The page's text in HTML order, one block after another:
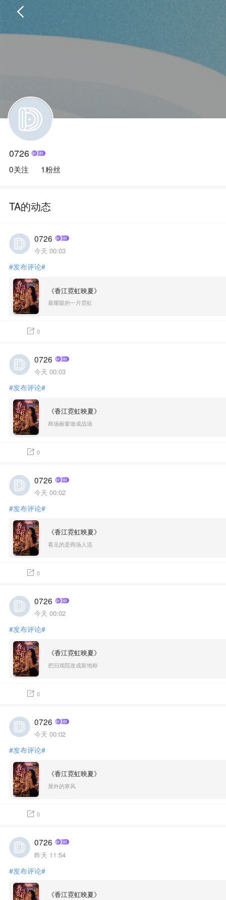
0726
0关注 1粉丝
TA的动态
0726
今天 00:03
#发布评论#
《香江霓虹映夏》
最耀眼的一片霓虹
0
0726
今天 00:03
#发布评论#
《香江霓虹映夏》
商场橱窗做成战场
0
0726
今天 00:02
#发布评论#
《香江霓虹映夏》
看见的是商场人流
0
0726
今天 00:02
#发布评论#
《香江霓虹映夏》
把旧戏院改成新地标
0
0726
今天 00:02
#发布评论#
《香江霓虹映夏》
屋外的寒风
0
0726
昨天 11:54
#发布评论#
《香江霓虹映夏》